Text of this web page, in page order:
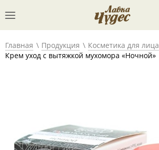
Главная Продукция Косметика для лица
Крем уход с вытяжкой мухомора «Ночной»